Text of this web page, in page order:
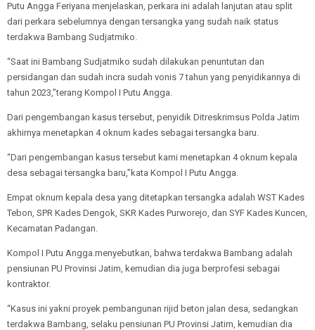
Putu Angga Feriyana menjelaskan, perkara ini adalah lanjutan atau split
dari perkara sebelumnya dengan tersangka yang sudah naik status
terdakwa Bambang Sudjatmiko.
“Saat ini Bambang Sudjatmiko sudah dilakukan penuntutan dan
persidangan dan sudah incra sudah vonis 7 tahun yang penyidikannya di
tahun 2023,”terang Kompol I Putu Angga.
Dari pengembangan kasus tersebut, penyidik Ditreskrimsus Polda Jatim
akhirnya menetapkan 4 oknum kades sebagai tersangka baru.
“Dari pengembangan kasus tersebut kami menetapkan 4 oknum kepala
desa sebagai tersangka baru,”kata Kompol I Putu Angga.
Empat oknum kepala desa yang ditetapkan tersangka adalah WST Kades
Tebon, SPR Kades Dengok, SKR Kades Purworejo, dan SYF Kades Kuncen,
Kecamatan Padangan.
Kompol I Putu Angga.menyebutkan, bahwa terdakwa Bambang adalah
pensiunan PU Provinsi Jatim, kemudian dia juga berprofesi sebagai
kontraktor.
“Kasus ini yakni proyek pembangunan rijid beton jalan desa, sedangkan
terdakwa Bambang, selaku pensiunan PU Provinsi Jatim, kemudian dia